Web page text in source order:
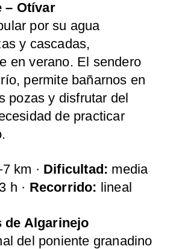
– Otívar
por su agua
y cascadas,
en verano. El sendero
permite bañarnos en
pozas y disfrutar del
de practicar
km · Dificultad: media
h · Recorrido: lineal
de Algarinejo
del poniente granadino